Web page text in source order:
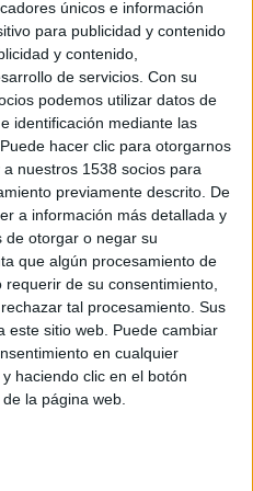
únicos e información
para publicidad y contenido
y contenido,
de servicios. Con su
podemos utilizar datos de
identificación mediante las
hacer clic para otorgarnos
nuestros 1538 socios para
previamente descrito. De
a información más detallada y
de otorgar o negar su
que algún procesamiento de
de su consentimiento,
tal procesamiento. Sus
este sitio web. Puede cambiar
en cualquier
haciendo clic en el botón
la página web.
en una edición formato PDF, a las
a los lectores del soporte ser los
en su e-mail, iPhone, iPad o
donde estén. Si se suscriben a
impreso, los lectores seguirán
de Eleconomista.es, que a partir
de la jornada del prestigioso economista
noticias, fotografías y gráficos
puede ser contratado por un mes
desdewww.eleconomista.es/premium